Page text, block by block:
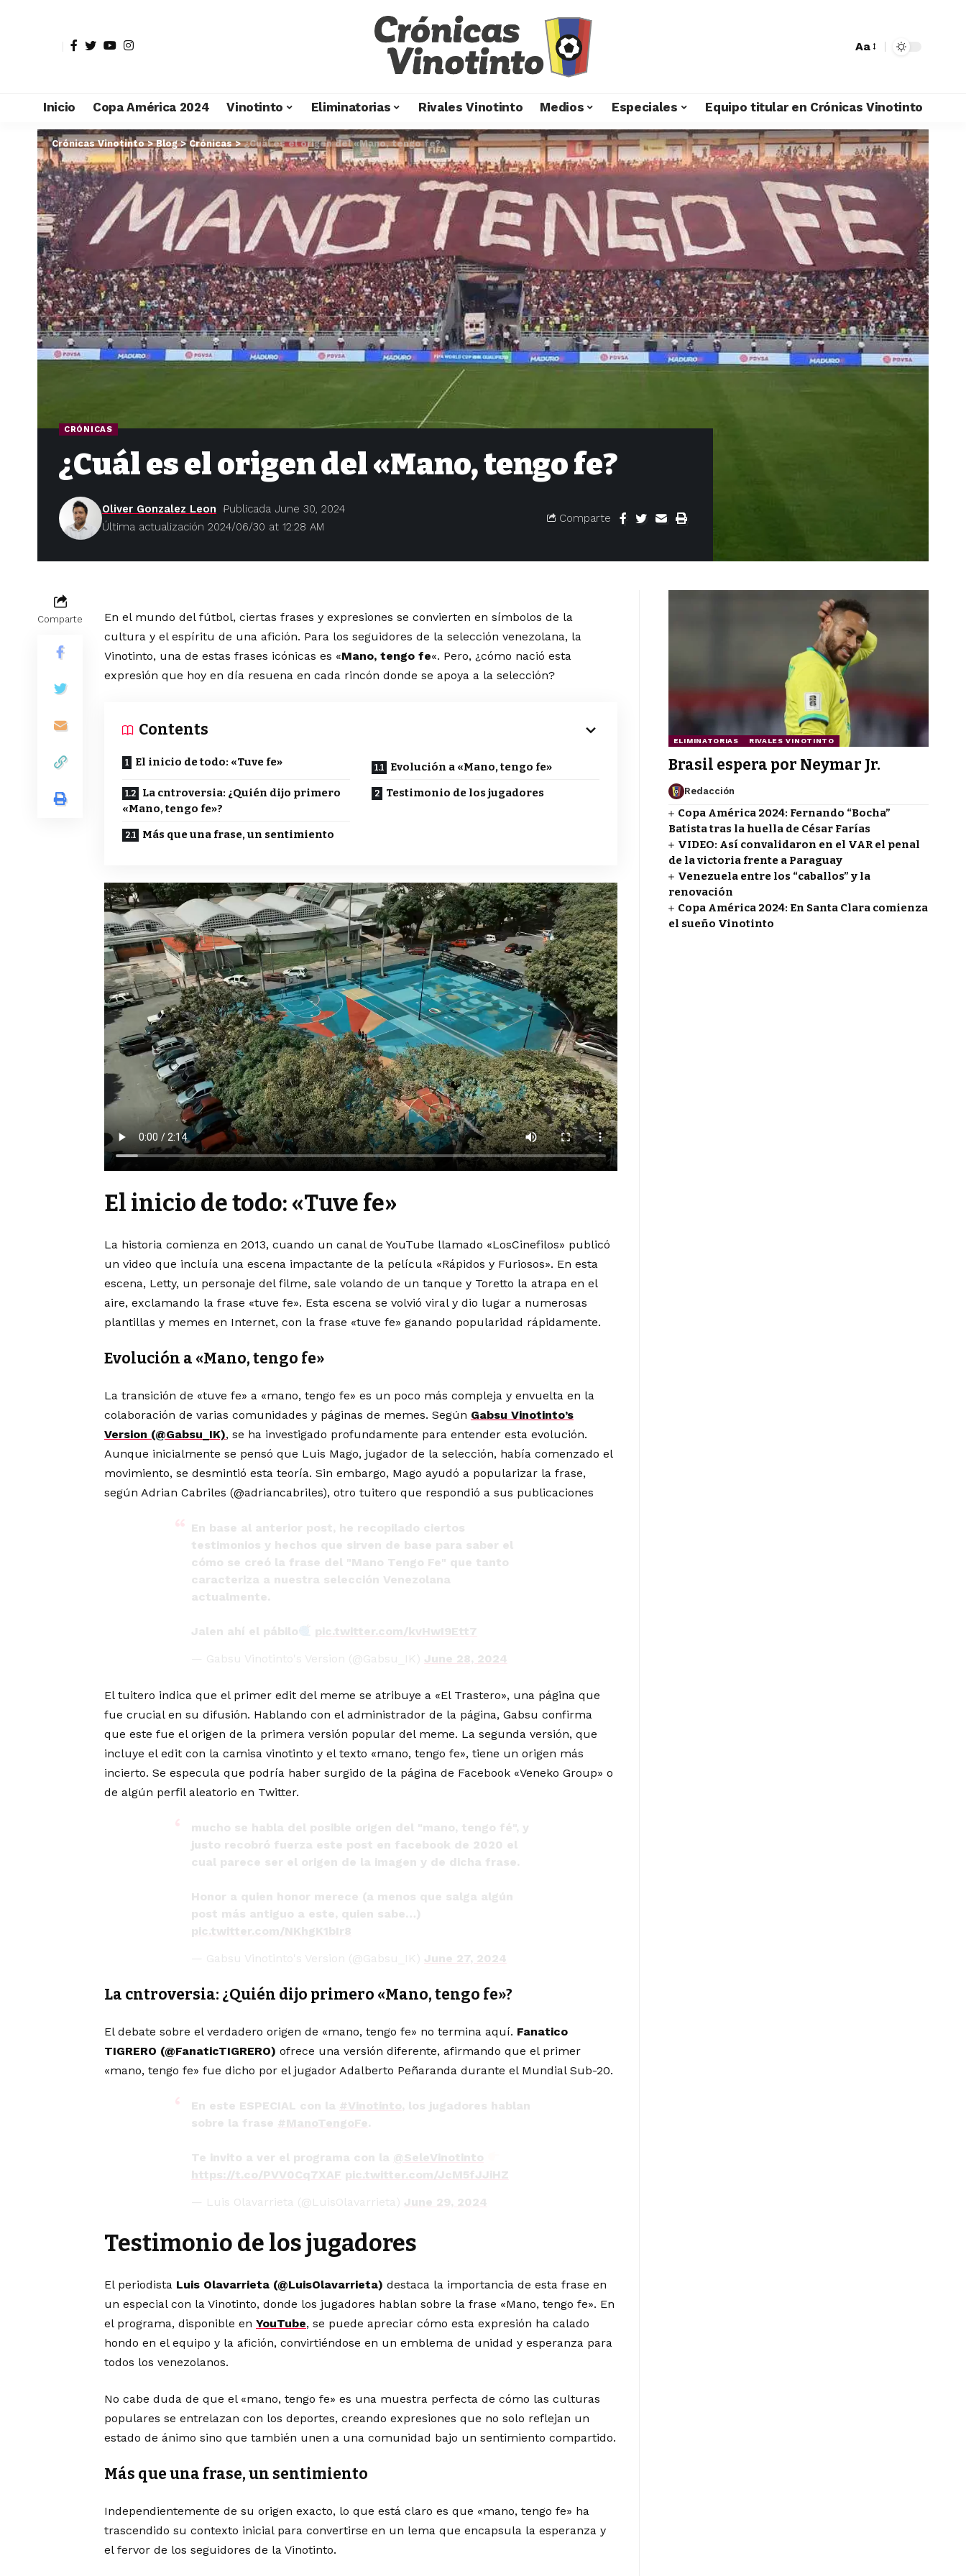
Aa
Inicio Copa América 2024 Vinotinto Eliminatorias Rivales Vinotinto Medios Especiales Equipo titular en Crónicas Vinotinto
Crónicas Vinotinto>Blog>Crónicas>¿Cuál es el origen del «Mano, tengo fe?
CRÓNICAS
¿Cuál es el origen del «Mano, tengo fe?
Última actualización 2024/06/30 at 12:28 AM
Oliver Gonzalez Leon Publicada June 30, 2024
Comparte
Comparte
En el mundo del fútbol, ciertas frases y expresiones se convierten en símbolos de la
cultura y el espíritu de una afición. Para los seguidores de la selección venezolana, la
Vinotinto, una de estas frases icónicas es «Mano, tengo fe«. Pero, ¿cómo nació esta
expresión que hoy en día resuena en cada rincón donde se apoya a la selección?
Contents
El inicio de todo: «Tuve fe»
Evolución a «Mano, tengo fe»
La cntroversia: ¿Quién dijo primero
«Mano, tengo fe»?
Testimonio de los jugadores
Más que una frase, un sentimiento
El inicio de todo: «Tuve fe»
La historia comienza en 2013, cuando un canal de YouTube llamado «LosCinefilos» publicó
un video que incluía una escena impactante de la película «Rápidos y Furiosos». En esta
escena, Letty, un personaje del filme, sale volando de un tanque y Toretto la atrapa en el
aire, exclamando la frase «tuve fe». Esta escena se volvió viral y dio lugar a numerosas
plantillas y memes en Internet, con la frase «tuve fe» ganando popularidad rápidamente.
Evolución a «Mano, tengo fe»
La transición de «tuve fe» a «mano, tengo fe» es un poco más compleja y envuelta en la
colaboración de varias comunidades y páginas de memes. Según Gabsu Vinotinto’s
Version (@Gabsu_IK), se ha investigado profundamente para entender esta evolución.
Aunque inicialmente se pensó que Luis Mago, jugador de la selección, había comenzado el
movimiento, se desmintió esta teoría. Sin embargo, Mago ayudó a popularizar la frase,
según Adrian Cabriles (@adriancabriles), otro tuitero que respondió a sus publicaciones
En base al anterior post, he recopilado ciertos
testimonios y hechos que sirven de base para saber el
cómo se creó la frase del "Mano Tengo Fe" que tanto
caracteriza a nuestra selección Venezolana
actualmente.
Jalen ahí el pábilo
pic.twitter.com/kvHwI9Ett7
— Gabsu Vinotinto's Version (@Gabsu_IK) June 28, 2024
El tuitero indica que el primer edit del meme se atribuye a «El Trastero», una página que
fue crucial en su difusión. Hablando con el administrador de la página, Gabsu confirma
que este fue el origen de la primera versión popular del meme. La segunda versión, que
incluye el edit con la camisa vinotinto y el texto «mano, tengo fe», tiene un origen más
incierto. Se especula que podría haber surgido de la página de Facebook «Veneko Group» o
de algún perfil aleatorio en Twitter.
mucho se habla del posible origen del "mano, tengo fé", y
justo recobró fuerza este post en facebook de 2020 el
cual parece ser el origen de la imagen y de dicha frase.
Honor a quien honor merece (a menos que salga algún
post más antiguo a este, quien sabe…)
pic.twitter.com/NKhgK1bIr8
— Gabsu Vinotinto's Version (@Gabsu_IK) June 27, 2024
La cntroversia: ¿Quién dijo primero «Mano, tengo fe»?
El debate sobre el verdadero origen de «mano, tengo fe» no termina aquí. Fanatico
TIGRERO (@FanaticTIGRERO) ofrece una versión diferente, afirmando que el primer
«mano, tengo fe» fue dicho por el jugador Adalberto Peñaranda durante el Mundial Sub-20.
En este ESPECIAL con la #Vinotinto, los jugadores hablan
sobre la frase #ManoTengoFe .
Te invito a ver el programa con la @SeleVinotinto
https://t.co/PVV0Cq7XAF pic.twitter.com/JcM5fJJiHZ
— Luis Olavarrieta (@LuisOlavarrieta) June 29, 2024
Testimonio de los jugadores
El periodista Luis Olavarrieta (@LuisOlavarrieta) destaca la importancia de esta frase en
un especial con la Vinotinto, donde los jugadores hablan sobre la frase «Mano, tengo fe». En
el programa, disponible en YouTube, se puede apreciar cómo esta expresión ha calado
hondo en el equipo y la afición, convirtiéndose en un emblema de unidad y esperanza para
todos los venezolanos.
No cabe duda de que el «mano, tengo fe» es una muestra perfecta de cómo las culturas
populares se entrelazan con los deportes, creando expresiones que no solo reflejan un
estado de ánimo sino que también unen a una comunidad bajo un sentimiento compartido.
Más que una frase, un sentimiento
Independientemente de su origen exacto, lo que está claro es que «mano, tengo fe» ha
trascendido su contexto inicial para convertirse en un lema que encapsula la esperanza y
el fervor de los seguidores de la Vinotinto.
ELIMINATORIAS RIVALES VINOTINTO
Brasil espera por Neymar Jr.
Redacción
Copa América 2024: Fernando “Bocha”
Batista tras la huella de César Farías
VIDEO: Así convalidaron en el VAR el penal
de la victoria frente a Paraguay
Venezuela entre los “caballos” y la
renovación
Copa América 2024: En Santa Clara comienza
el sueño Vinotinto